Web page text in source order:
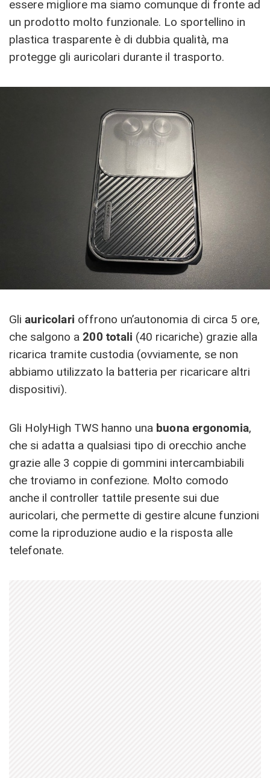
essere migliore ma siamo comunque di fronte ad
un prodotto molto funzionale. Lo sportellino in
plastica trasparente è di dubbia qualità, ma
protegge gli auricolari durante il trasporto.
Gli auricolari offrono un’autonomia di circa 5 ore,
che salgono a 200 totali (40 ricariche) grazie alla
ricarica tramite custodia (ovviamente, se non
abbiamo utilizzato la batteria per ricaricare altri
dispositivi).
Gli HolyHigh TWS hanno una buona ergonomia,
che si adatta a qualsiasi tipo di orecchio anche
grazie alle 3 coppie di gommini intercambiabili
che troviamo in confezione. Molto comodo
anche il controller tattile presente sui due
auricolari, che permette di gestire alcune funzioni
come la riproduzione audio e la risposta alle
telefonate.